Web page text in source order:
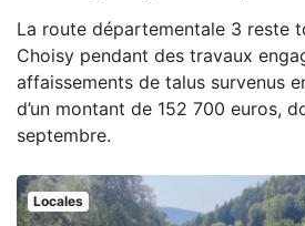
La route départementale 3 reste
Choisy pendant des travaux
affaissements de talus survenus
d’un montant de 152 700 euros,
septembre.
Locales